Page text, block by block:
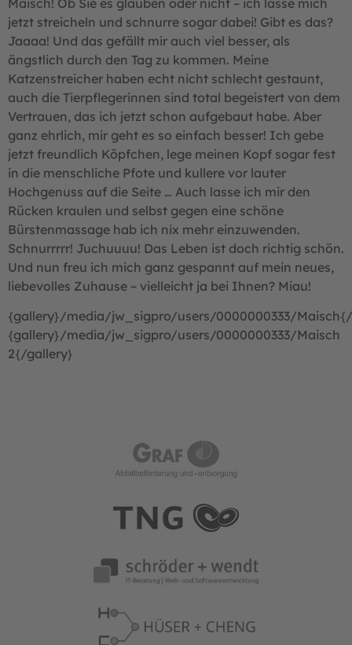
jetzt streicheln und schnurre sogar dabei! Gibt es das?
Jaaaa! Und das gefällt mir auch viel besser, als
ängstlich durch den Tag zu kommen. Meine
Katzenstreicher haben echt nicht schlecht gestaunt,
auch die Tierpflegerinnen sind total begeistert von dem
Vertrauen, das ich jetzt schon aufgebaut habe. Aber
ganz ehrlich, mir geht es so einfach besser! Ich gebe
jetzt freundlich Köpfchen, lege meinen Kopf sogar fest
in die menschliche Pfote und kullere vor lauter
Hochgenuss auf die Seite … Auch lasse ich mir den
Rücken kraulen und selbst gegen eine schöne
Bürstenmassage hab ich nix mehr einzuwenden.
Schnurrrrr! Juchuuuu! Das Leben ist doch richtig schön.
Und nun freu ich mich ganz gespannt auf mein neues,
liebevolles Zuhause – vielleicht ja bei Ihnen? Miau!
{gallery}/media/jw_sigpro/users/0000000333/
{gallery}/media/jw_sigpro/users/0000000333/Maisch
2{/gallery}